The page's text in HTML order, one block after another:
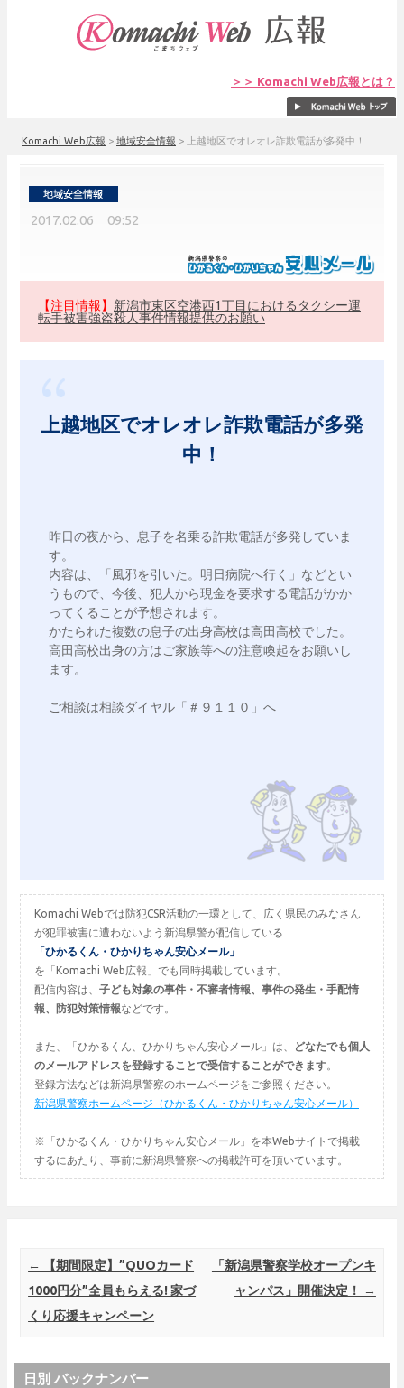
＞＞ Komachi Web広報とは？
Komachi Web広報 > 地域安全情報 > 上越地区でオレオレ詐欺電話が多発中！
2017.02.06 09:52
【注目情報】 新潟市東区空港西1丁目におけるタクシー運
転手被害強盗殺人事件情報提供のお願い
上越地区でオレオレ詐欺電話が多発
中！
昨日の夜から、息子を名乗る詐欺電話が多発していま
す。
内容は、「風邪を引いた。明日病院へ行く」などとい
うもので、今後、犯人から現金を要求する電話がかか
ってくることが予想されます。
かたられた複数の息子の出身高校は高田高校でした。
高田高校出身の方はご家族等への注意喚起をお願いし
ます。
ご相談は相談ダイヤル「＃９１１０」へ
Komachi Webでは防犯CSR活動の一環として、広く県民のみなさん
が犯罪被害に遭わないよう新潟県警が配信している
「ひかるくん・ひかりちゃん安心メール」
を「Komachi Web広報」でも同時掲載しています。
配信内容は、 子ども対象の事件・不審者情報、事件の発生・手配情
報、防犯対策情報などです。
また、「ひかるくん、ひかりちゃん安心メール」は、
どなたでも個人
のメールアドレスを登録することで受信することができます。
登録方法などは新潟県警察のホームページをご参照ください。
新潟県警察ホームページ（ひかるくん・ひかりちゃん安心メール）
※「ひかるくん・ひかりちゃん安心メール」を本Webサイトで掲載
するにあたり、事前に新潟県警察への掲載許可を頂いています。
Post navigation
←
【期間限定】”QUOカード
1000円分”全員もらえる! 家づ
くり応援キャンペーン
「新潟県警察学校オープンキ
ャンパス」開催決定！
→
日別 バックナンバー